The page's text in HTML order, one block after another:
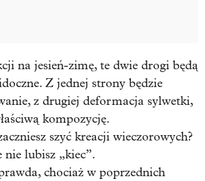
na jesień-zimę, te dwie drogi będą
Z jednej strony będzie
z drugiej deformacja sylwetki,
kompozycję.
szyć kreacji wieczorowych?
nie lubisz „kiec”.
chociaż w poprzednich